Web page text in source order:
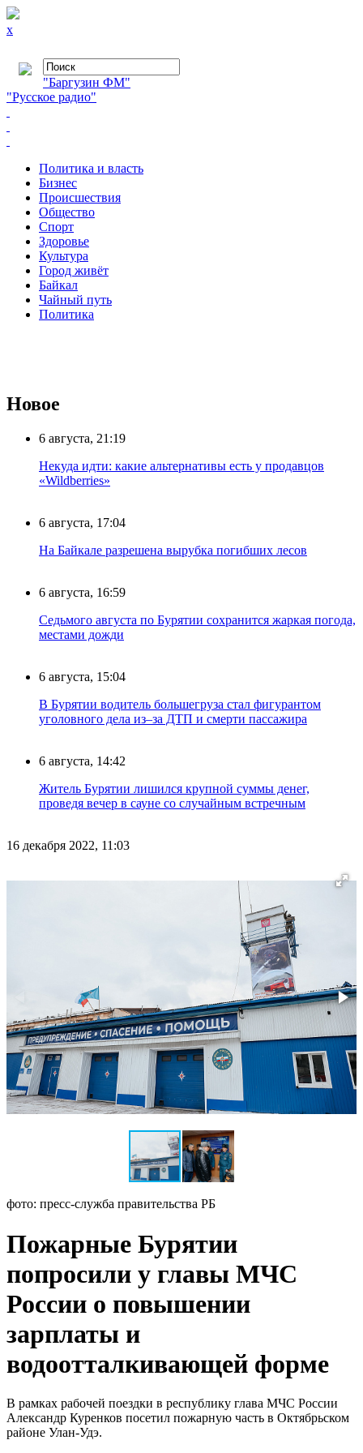
x
"Баргузин ФМ"
"Русское радио"
Политика и власть
Бизнес
Происшествия
Общество
Cпорт
Здоровье
Культура
Город живёт
Байкал
Чайный путь
Политика
Новое
6 августа, 21:19
Некуда идти: какие альтернативы есть у продавцов
«Wildberries»
6 августа, 17:04
На Байкале разрешена вырубка погибших лесов
6 августа, 16:59
Седьмого августа по Бурятии сохранится жаркая погода,
местами дожди
6 августа, 15:04
В Бурятии водитель большегруза стал фигурантом
уголовного дела из–за ДТП и смерти пассажира
6 августа, 14:42
Житель Бурятии лишился крупной суммы денег,
проведя вечер в сауне со случайным встречным
16 декабря 2022, 11:03
фото: пресс-служба правительства РБ
Пожарные Бурятии
попросили у главы МЧС
России о повышении
зарплаты и
водоотталкивающей форме
В рамках рабочей поездки в республику глава МЧС России
Александр Куренков посетил пожарную часть в Октябрьском
районе Улан-Удэ.